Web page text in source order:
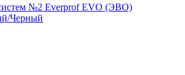
№2 Everprof EVO (ЭВО)
Черный